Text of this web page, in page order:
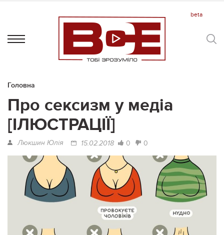
Головна
Про сексизм у медіа
[ІЛЮСТРАЦІЇ]
Люкшин Юлія 15.02.2018 0 0